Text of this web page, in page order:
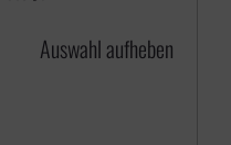
Auswahl aufheben